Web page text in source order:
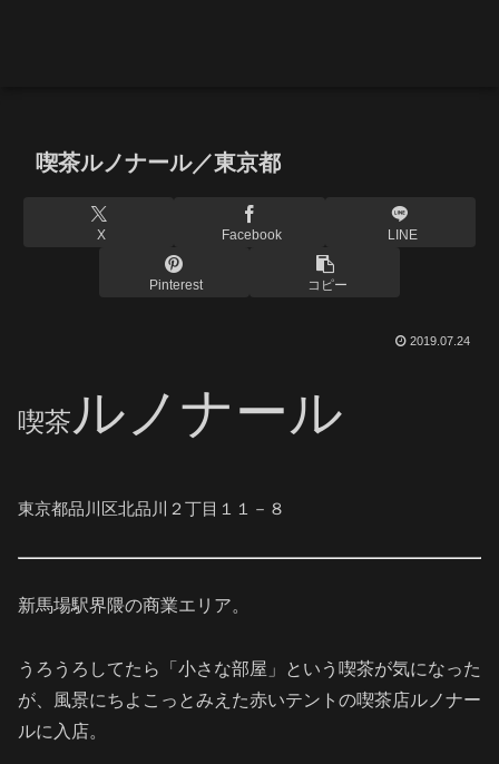
喫茶ルノナール／東京都
X Facebook LINE
Pinterest コピー
2019.07.24
喫茶ルノナール
東京都品川区北品川２丁目１１－８
新馬場駅界隈の商業エリア。
うろうろしてたら「小さな部屋」という喫茶が気になった
が、風景にちよこっとみえた赤いテントの喫茶店ルノナー
ルに入店。